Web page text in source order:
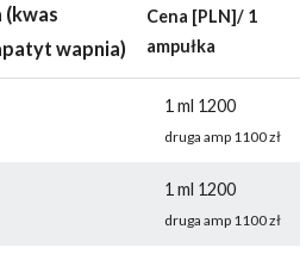
(kwas
wapnia)
Cena [PLN]/ 1
ampułka
1 ml 1200
druga amp 1100 zł
1 ml 1200
druga amp 1100 zł